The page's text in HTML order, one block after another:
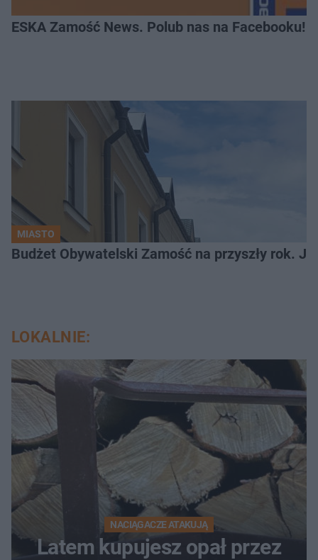
ESKA Zamość News. Polub nas na Facebooku!
MIASTO
LOKALNIE:
NACIĄGACZE ATAKUJĄ
Latem kupujesz opał przez